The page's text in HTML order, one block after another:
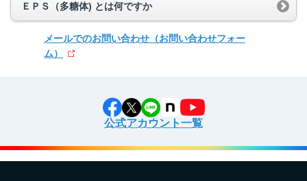
ＥＰＳ（多糖体) とは何ですか
メールでのお問い合わせ （お問い合わせフォー
ム）
公式アカウント一覧